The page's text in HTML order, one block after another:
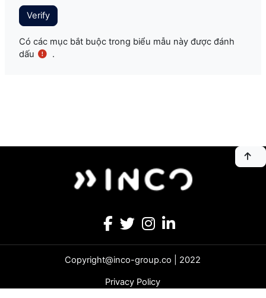
Có các mục bắt buộc trong biểu mẫu này được đánh
dấu
.
Copyright@inco-group.co | 2022
Privacy Policy